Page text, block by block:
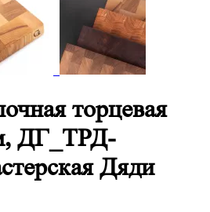
торцевая
ДГ_ТРД-
Дяди